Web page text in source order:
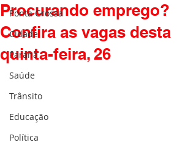
Ponta Grossa
Cidade
Paraná
Saúde
Trânsito
Educação
Política
Procurando emprego?
Confira as vagas desta
quinta-feira, 26